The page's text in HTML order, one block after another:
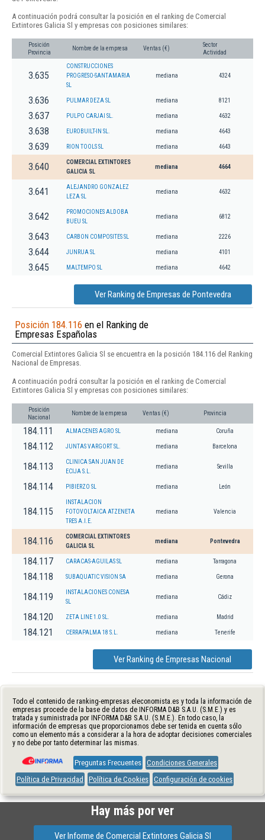
A continuación podrá consultar la posición en el ranking de Comercial
Extintores Galicia Sl y empresas con posiciones similares:
Posición
Provincia
Nombre de la empresa Ventas (€)
Sector
Actividad
3.635
CONSTRUCCIONES
PROGRESO-SANTAMARIA
SL
mediana 4324
3.636 PULMAR DEZA SL mediana 8121
3.637 PULPO CARJAI SL. mediana 4632
3.638 EUROBUILT-IN SL. mediana 4643
3.639 RION TOOLS SL mediana 4643
3.640
COMERCIAL EXTINTORES
GALICIA SL
mediana 4664
3.641
ALEJANDRO GONZALEZ
LEZA SL
mediana 4632
3.642
PROMOCIONES ALDOBA
BUEU SL
mediana 6812
3.643 CARBON COMPOSITES SL mediana 2226
3.644 JUNRUA SL mediana 4101
3.645 MALTEMPO SL mediana 4642
Ver Ranking de Empresas de Pontevedra
Posición 184.116 en el Ranking de
Empresas Españolas
Comercial Extintores Galicia Sl se encuentra en la posición 184.116 del Ranking
Nacional de Empresas.
A continuación podrá consultar la posición en el ranking de Comercial
Extintores Galicia Sl y empresas con posiciones similares:
Posición
Nacional
Nombre de la empresa Ventas (€) Provincia
184.111 ALMACENES AGRO SL mediana Coruña
184.112 JUNTAS VARGORT SL. mediana Barcelona
184.113
CLINICA SAN JUAN DE
ECIJA S.L.
mediana Sevilla
184.114 PIBIERZO SL mediana León
184.115
INSTALACION
FOTOVOLTAICA ATZENETA
TRES A.I.E.
mediana Valencia
184.116
COMERCIAL EXTINTORES
GALICIA SL
mediana Pontevedra
184.117 CARACAS-AGUILAS SL mediana Tarragona
184.118 SUBAQUATIC VISION SA mediana Gerona
184.119
INSTALACIONES CONESA
SL
mediana Cádiz
184.120 ZETA LINE 1.0 SL. mediana Madrid
184.121 CERRAPALMA 18 S.L. mediana Tenerife
Ver Ranking de Empresas Nacional
Todo el contenido de ranking-empresas.eleconomista.es y toda la información de
empresas procede de la base de datos de INFORMA D&B S.A.U. (S.M.E.) y es
tratada y suministrada por INFORMA D&B S.A.U. (S.M.E.). En todo caso, la
información de empresas que proporcionamos debe ser tenida en cuenta sólo
como un elemento más a considerar a la hora de adoptar decisiones comerciales
y no debe por tanto determinar las mismas.
Preguntas Frecuentes Condiciones Generales
Política de Privacidad
Política de Cookies Configuración de cookies
Hay más por ver
Ver Informe de Comercial Extintores Galicia Sl